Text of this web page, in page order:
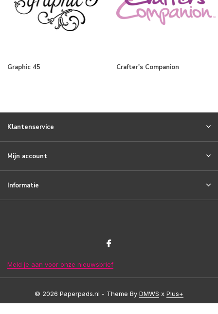
Graphic 45 Crafter's Companion
Klantenservice
Mijn account
Informatie
Meld je aan voor onze nieuwsbrief
© 2026 Paperpads.nl - Theme By DMWS x Plus+